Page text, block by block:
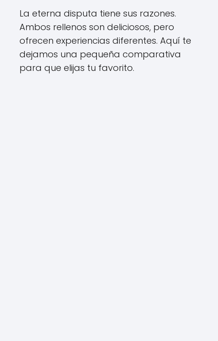
La eterna disputa tiene sus razones.
Ambos rellenos son deliciosos, pero
ofrecen experiencias diferentes. Aquí te
dejamos una pequeña comparativa
para que elijas tu favorito.